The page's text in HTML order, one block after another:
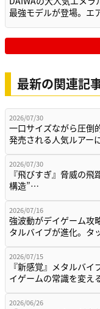
最強モデルが登場。エ
最新の関連記
2026/07/30
一口サイズながら圧倒
発売される人気ルアー
2026/07/30
『飛びすぎ』脅威の
構造”…
2026/07/16
強波動がデイゲーム攻
タルバイブが進化。タ
2026/07/15
『新感覚』メタルバ
イゲームの常識を変え
2026/06/26